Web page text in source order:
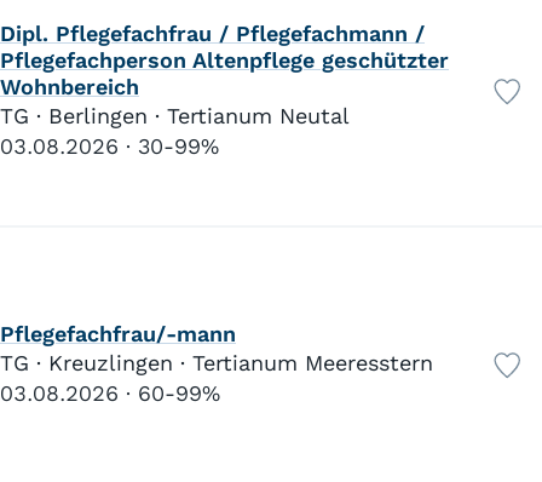
Dipl. Pflegefachfrau / Pflegefachmann /
Pflegefachperson Altenpflege geschützter
Wohnbereich
TG · Berlingen · Tertianum Neutal
03.08.2026
30-99%
Pflegefachfrau/-mann
TG · Kreuzlingen · Tertianum Meeresstern
03.08.2026
60-99%